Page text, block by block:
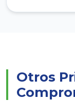
Otros